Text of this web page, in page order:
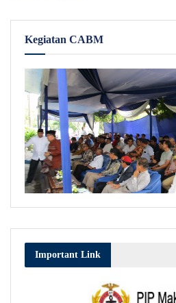
Kegiatan CABM
Important Link